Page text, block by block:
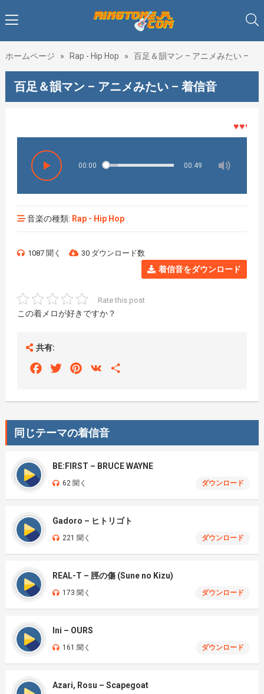
ホームページ » Rap - Hip Hop » 百足＆韻マン – アニメみたい –
百足＆韻マン – アニメみたい – 着信音
♥♥♥着メ
00:00 00:49
音楽の種類: Rap - Hip Hop
1087 聞く 30 ダウンロード数
着信音をダウンロード
Rate this post
この着メロが好きですか？
共有:
FacebookTwitterPinterest
VK
同じテーマの着信音
BE:FIRST – BRUCE WAYNE
62 聞く ダウンロード
Gadoro – ヒトリゴト
221 聞く ダウンロード
REAL-T – 脛の傷 (Sune no Kizu)
173 聞く ダウンロード
Ini – OURS
161 聞く ダウンロード
Azari, Rosu – Scapegoat